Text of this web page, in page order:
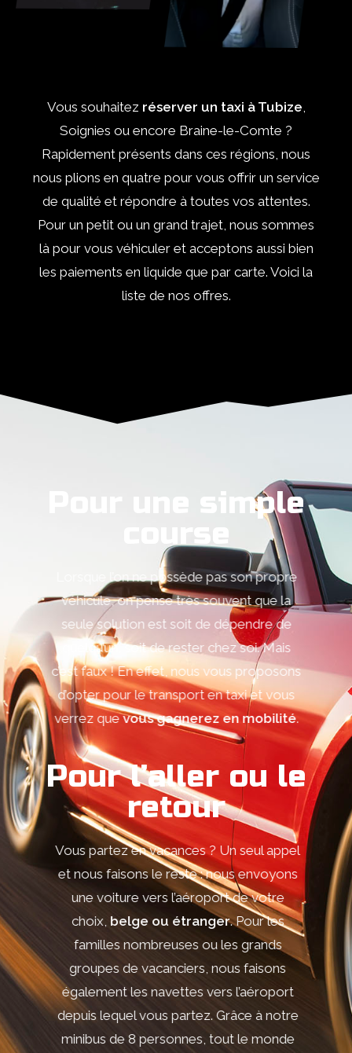
Vous souhaitez réserver un taxi à Tubize,
Soignies ou encore Braine-le-Comte ?
Rapidement présents dans ces régions, nous
nous plions en quatre pour vous offrir un service
de qualité et répondre à toutes vos attentes.
Pour un petit ou un grand trajet, nous sommes
là pour vous véhiculer et acceptons aussi bien
les paiements en liquide que par carte. Voici la
liste de nos offres.
Pour une simple
course
Lorsque l’on ne possède pas son propre
véhicule, on pense très souvent que la
seule solution est soit de dépendre de
quelqu’un, soit de rester chez soi. Mais
c’est faux ! En effet, nous vous proposons
d’opter pour le transport en taxi et vous
verrez quevous gagnerez en mobilité.
Pour l’aller ou le
retour
Vous partez en vacances ? Un seul appel
et nous faisons le reste : nous envoyons
une voiture vers l’aéroport de votre
choix, belge ou étranger. Pour les
familles nombreuses ou les grands
groupes de vacanciers, nous faisons
également les navettes vers l’aéroport
depuis lequel vous partez. Grâce à notre
minibus de 8 personnes, tout le monde